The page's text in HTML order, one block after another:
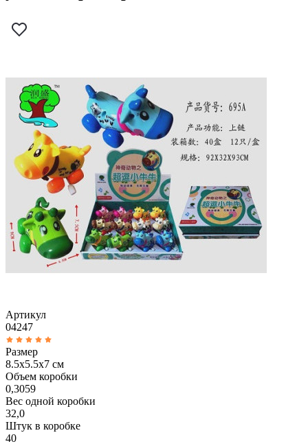
Артикул
04247
Размер
8.5х5.5х7 см
Объем коробки
0,3059
Вес одной коробки
32,0
Штук в коробке
40